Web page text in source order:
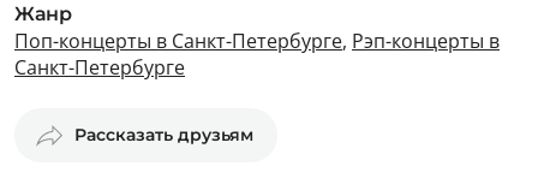
Жанр
Поп-концерты в Санкт-Петербурге, Рэп-концерты в
Санкт-Петербурге
Рассказать друзьям